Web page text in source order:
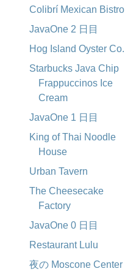
Colibrí Mexican Bistro
JavaOne 2 日目
Hog Island Oyster Co.
Starbucks Java Chip
Frappuccinos Ice
Cream
JavaOne 1 日目
King of Thai Noodle
House
Urban Tavern
The Cheesecake
Factory
JavaOne 0 日目
Restaurant Lulu
夜の Moscone Center